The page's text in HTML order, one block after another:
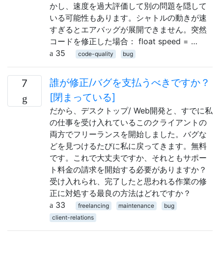
かし、速度を過大評価して別の問題を隠して
いる可能性もあります。シャトルの動きが速
すぎるとエアバッグが展開できません。突然
コードを修正した場合： float speed = …
35
code-quality bug
7
誰が修正/バグを支払うべきですか？
[閉まっている]
だから、デスクトップ/ Web開発と、すでに私
の仕事を受け入れているこのクライアントの
両方でフリーランスを開始しました。バグな
どを見つけるたびに私に戻ってきます。無料
です。これで大丈夫ですか、それともサポー
ト料金の請求を開始する必要がありますか？
受け入れられ、完了したと思われる作業の修
正に対処する最良の方法はどれですか？
33
freelancing maintenance
bug
client-relations